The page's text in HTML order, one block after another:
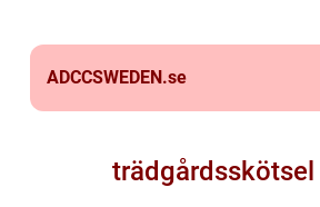
ADCCSWEDEN.se
trädgårdsskötsel